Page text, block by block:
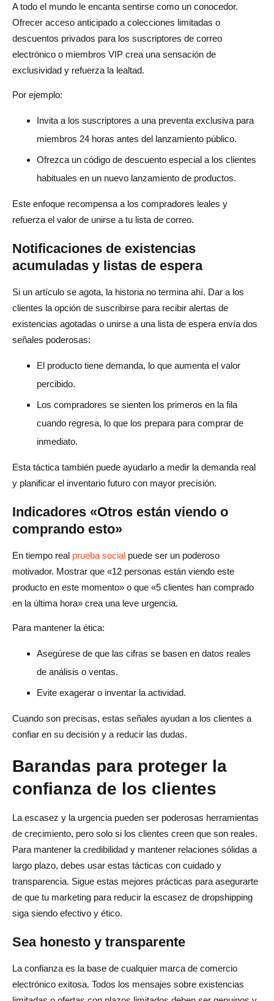
A todo el mundo le encanta sentirse como un conocedor.
Ofrecer acceso anticipado a colecciones limitadas o
descuentos privados para los suscriptores de correo
electrónico o miembros VIP crea una sensación de
exclusividad y refuerza la lealtad.
Por ejemplo:
Invita a los suscriptores a una preventa exclusiva para
miembros 24 horas antes del lanzamiento público.
Ofrezca un código de descuento especial a los clientes
habituales en un nuevo lanzamiento de productos.
Este enfoque recompensa a los compradores leales y
refuerza el valor de unirse a tu lista de correo.
Notificaciones de existencias
acumuladas y listas de espera
Si un artículo se agota, la historia no termina ahí. Dar a los
clientes la opción de suscribirse para recibir alertas de
existencias agotadas o unirse a una lista de espera envía dos
señales poderosas:
El producto tiene demanda, lo que aumenta el valor
percibido.
Los compradores se sienten los primeros en la fila
cuando regresa, lo que los prepara para comprar de
inmediato.
Esta táctica también puede ayudarlo a medir la demanda real
y planificar el inventario futuro con mayor precisión.
Indicadores «Otros están viendo o
comprando esto»
En tiempo real prueba social puede ser un poderoso
motivador. Mostrar que «12 personas están viendo este
producto en este momento» o que «5 clientes han comprado
en la última hora» crea una leve urgencia.
Para mantener la ética:
Asegúrese de que las cifras se basen en datos reales
de análisis o ventas.
Evite exagerar o inventar la actividad.
Cuando son precisas, estas señales ayudan a los clientes a
confiar en su decisión y a reducir las dudas.
Barandas para proteger la
confianza de los clientes
La escasez y la urgencia pueden ser poderosas herramientas
de crecimiento, pero solo si los clientes creen que son reales.
Para mantener la credibilidad y mantener relaciones sólidas a
largo plazo, debes usar estas tácticas con cuidado y
transparencia. Sigue estas mejores prácticas para asegurarte
de que tu marketing para reducir la escasez de dropshipping
siga siendo efectivo y ético.
Sea honesto y transparente
La confianza es la base de cualquier marca de comercio
electrónico exitosa. Todos los mensajes sobre existencias